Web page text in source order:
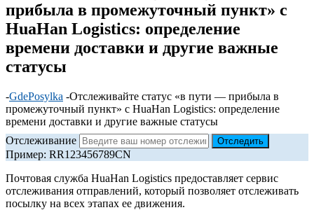
прибыла в промежуточный пункт» с
HuaHan Logistics: определение
времени доставки и другие важные
статусы
-GdePosylka -Отслеживайте статус «в пути — прибыла в
промежуточный пункт» с HuaHan Logistics: определение
времени доставки и другие важные статусы
Отслеживание
Пример: RR123456789CN
Почтовая служба HuaHan Logistics предоставляет сервис
отслеживания отправлений, который позволяет отслеживать
посылку на всех этапах ее движения.